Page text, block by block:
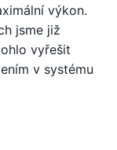
výkon.
jsme již
vyřešit
v systému